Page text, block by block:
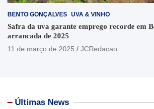
BENTO GONÇALVES UVA & VINHO
Safra da uva garante emprego recorde em
arrancada de 2025
11 de março de 2025
JCRedacao
Últimas News